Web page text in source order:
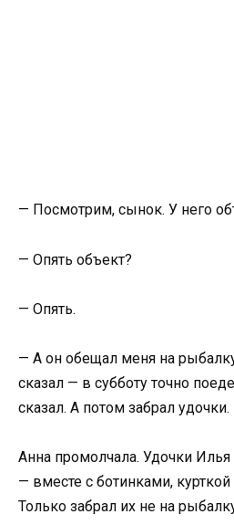
— Посмотрим, сынок. У него
— Опять объект?
— Опять.
— А он обещал меня на
сказал — в субботу точно
сказал. А потом забрал удочки.
Анна промолчала. Удочки Илья
— вместе с ботинками,
Только забрал их не на